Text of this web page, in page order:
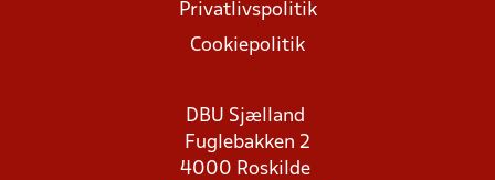
Privatlivspolitik
Cookiepolitik
DBU Sjælland
Fuglebakken 2
4000 Roskilde